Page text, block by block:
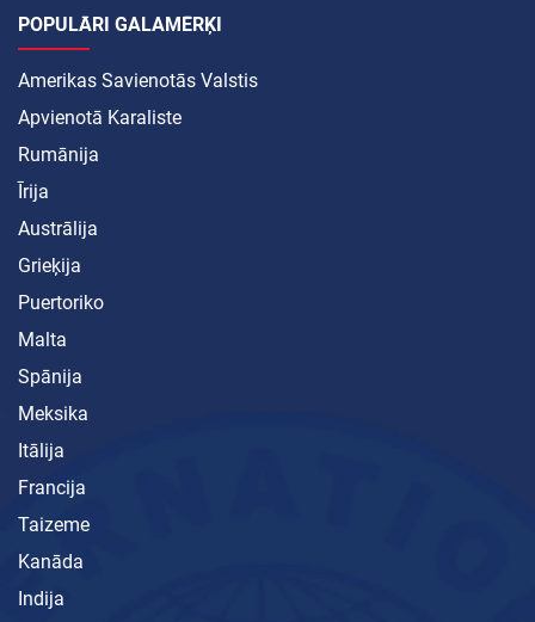
POPULĀRI GALAMĒRĶI
Amerikas Savienotās Valstis
Apvienotā Karaliste
Rumānija
Īrija
Austrālija
Grieķija
Puertoriko
Malta
Spānija
Meksika
Itālija
Francija
Taizeme
Kanāda
Indija